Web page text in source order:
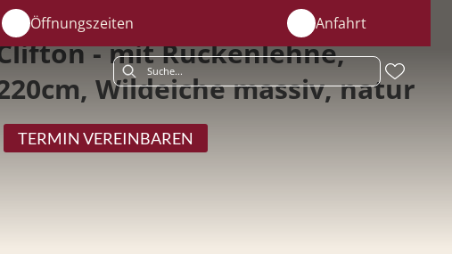
Öffnungszeiten Anfahrt
TERMIN VEREINBAREN
- mit Rückenlehne,
Wildeiche massiv, natur